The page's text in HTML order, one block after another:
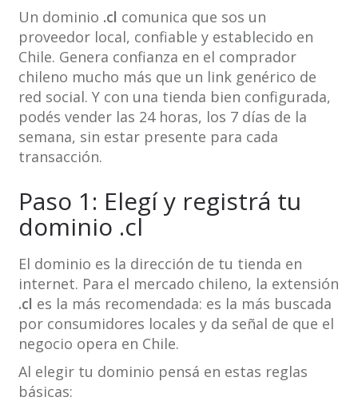
Un dominio .cl comunica que sos un
proveedor local, confiable y establecido en
Chile. Genera confianza en el comprador
chileno mucho más que un link genérico de
red social. Y con una tienda bien configurada,
podés vender las 24 horas, los 7 días de la
semana, sin estar presente para cada
transacción.
Paso 1: Elegí y registrá tu
dominio .cl
El dominio es la dirección de tu tienda en
internet. Para el mercado chileno, la extensión
.cl es la más recomendada: es la más buscada
por consumidores locales y da señal de que el
negocio opera en Chile.
Al elegir tu dominio pensá en estas reglas
básicas: